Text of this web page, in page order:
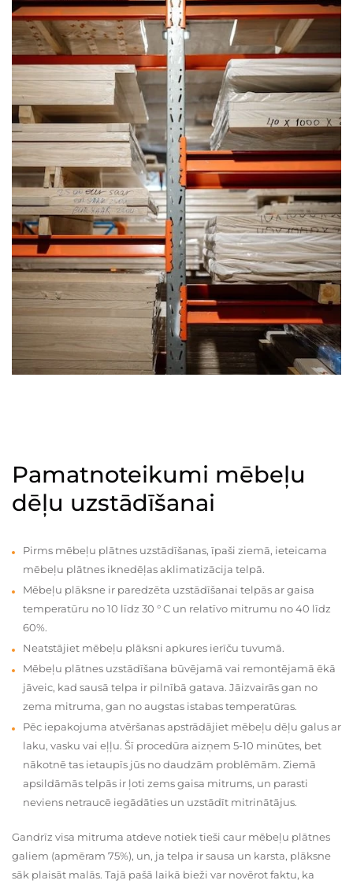
Pamatnoteikumi mēbeļu
dēļu uzstādīšanai
Pirms mēbeļu plātnes uzstādīšanas, īpaši ziemā, ieteicama
mēbeļu plātnes iknedēļas aklimatizācija telpā.
Mēbeļu plāksne ir paredzēta uzstādīšanai telpās ar gaisa
temperatūru no 10 līdz 30 ° C un relatīvo mitrumu no 40 līdz
60%.
Neatstājiet mēbeļu plāksni apkures ierīču tuvumā.
Mēbeļu plātnes uzstādīšana būvējamā vai remontējamā ēkā
jāveic, kad sausā telpa ir pilnībā gatava. Jāizvairās gan no
zema mitruma, gan no augstas istabas temperatūras.
Pēc iepakojuma atvēršanas apstrādājiet mēbeļu dēļu galus ar
laku, vasku vai eļļu. Šī procedūra aizņem 5-10 minūtes, bet
nākotnē tas ietaupīs jūs no daudzām problēmām. Ziemā
apsildāmās telpās ir ļoti zems gaisa mitrums, un parasti
neviens netraucē iegādāties un uzstādīt mitrinātājus.
Gandrīz visa mitruma atdeve notiek tieši caur mēbeļu plātnes
galiem (apmēram 75%), un, ja telpa ir sausa un karsta, plāksne
sāk plaisāt malās. Tajā pašā laikā bieži var novērot faktu, ka